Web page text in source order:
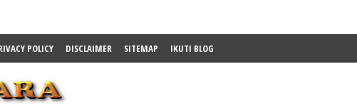
POLICY DISCLAIMER SITEMAP IKUTI BLOG